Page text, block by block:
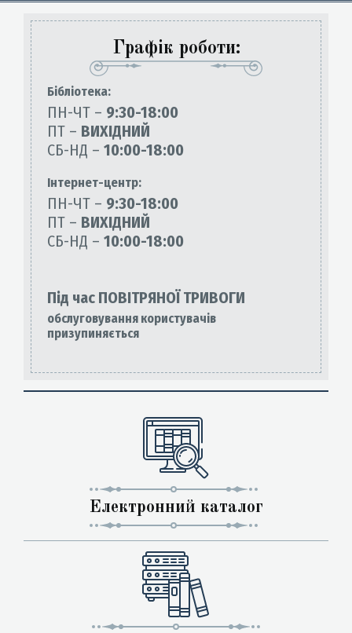
Графік роботи:
Бiблiотека:
ПН-ЧТ – 9:30-18:00
ПТ – ВИХІДНИЙ
СБ-НД – 10:00-18:00
Інтернет-центр:
ПН-ЧТ – 9:30-18:00
ПТ – ВИХІДНИЙ
СБ-НД – 10:00-18:00
Під час ПОВІТРЯНОЇ ТРИВОГИ
обслуговування користувачів
призупиняється
Електронний каталог